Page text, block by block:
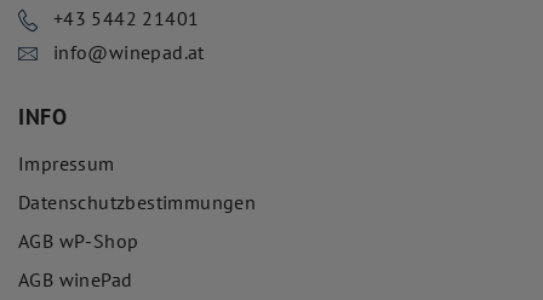
+43 5442 21401
info@winepad.at
INFO
Impressum
Datenschutzbestimmungen
AGB wP-Shop
AGB winePad